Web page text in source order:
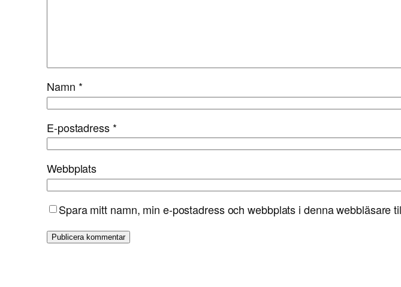
Namn *
E-postadress *
Webbplats
Spara mitt namn, min e-postadress och webbplats i denna webbläsare